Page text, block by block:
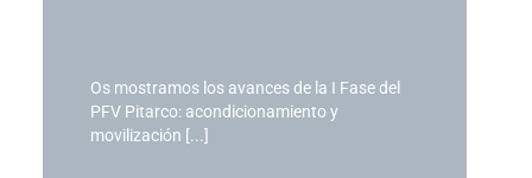
Os mostramos los avances de la I Fase del
PFV Pitarco: acondicionamiento y
movilización [...]